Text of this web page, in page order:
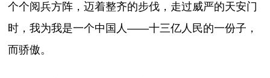
个个阅兵方阵，迈着整齐的步伐，走过威严的天安门
时，我为我是一个中国人——十三亿人民的一份子，
而骄傲。